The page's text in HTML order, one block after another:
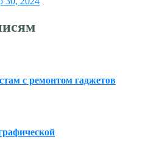
с ремонтом гаджетов